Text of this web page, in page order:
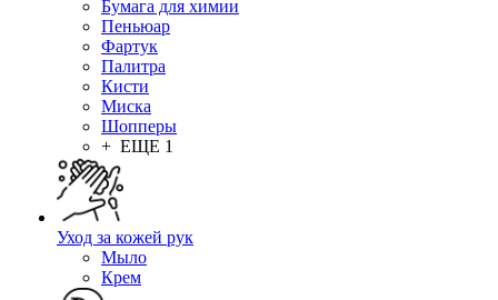
Бумага для химии
Пеньюар
Фартук
Палитра
Кисти
Миска
Шопперы
+ ЕЩЕ 1
Уход за кожей рук
Мыло
Крем